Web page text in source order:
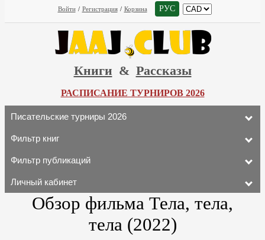
Войти / Регистрация / Корзина РУС
Книги & Рассказы
РАСПИСАНИЕ ТУРНИРОВ 2026
Писательские турниры 2026
Фильтр книг
Фильтр публикаций
Личный кабинет
Обзор фильма Тела, тела,
тела (2022)